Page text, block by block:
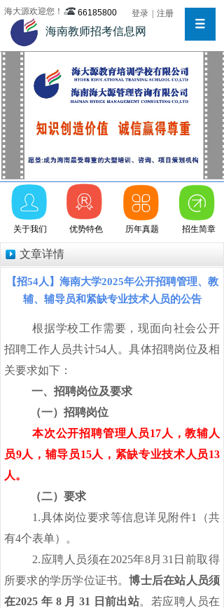
海大源欢迎您！ 66185800 登录 注册
海南教师招考信息网
优势特色
关于我们 历年真题 招生简章
文章详情
【招54人】海南大学2025年公开招聘管理、教
辅、辅导员和紧缺专业技术人员的公告
根据学校工作需要，现面向社会公开
招聘工作人员共计54人。具体招聘岗位及相
关要求如下：
一、招聘岗位及要求
（一）招聘岗位
本次公开招聘管理人员17人，教辅人
员9人，辅导员15人，紧缺专业技术人员13
人。
（二）要求
1.具体岗位要求等信息详见附件1（共
有4个表单）。
2.应聘人员须在2025年8月31日前取得
所要求的学历学位证书。博士后在站人员须
在2025 年 8 月 31 日前出站。若应聘人员在